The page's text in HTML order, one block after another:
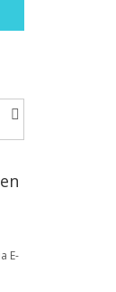
E-